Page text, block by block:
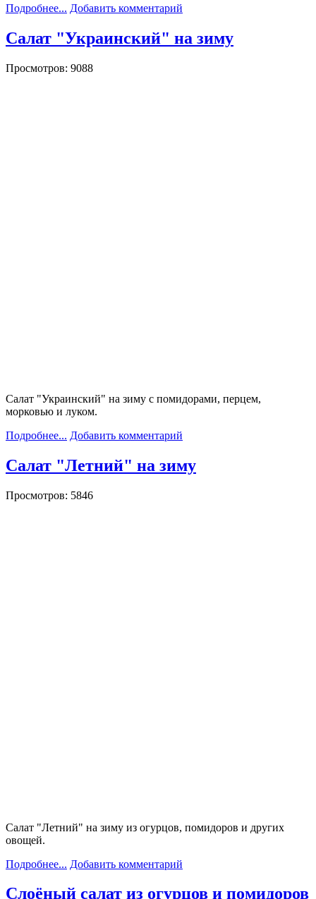
Подробнее... Добавить комментарий
Салат "Украинский" на зиму
Просмотров: 9088
Салат "Украинский" на зиму с помидорами, перцем,
морковью и луком.
Подробнее... Добавить комментарий
Салат "Летний" на зиму
Просмотров: 5846
Салат "Летний" на зиму из огурцов, помидоров и других
овощей.
Подробнее... Добавить комментарий
Слоёный салат из огурцов и помидоров